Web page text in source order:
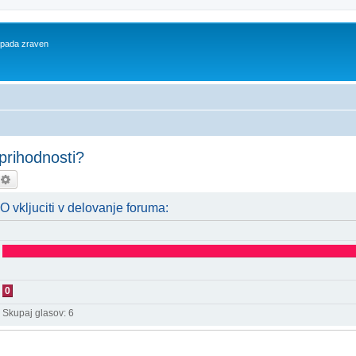
zraven
vkljuciti v delovanje foruma:
0
Skupaj glasov: 6